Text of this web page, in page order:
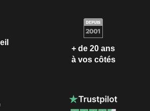
+ de 20 ans
à vos côtés